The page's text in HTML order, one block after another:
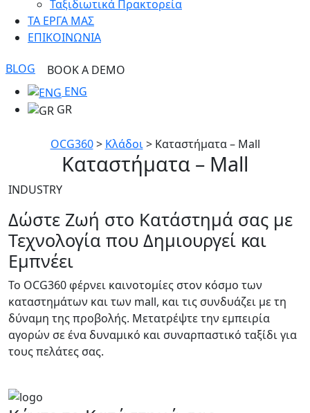
Ταξιδιωτικά Πρακτορεία
ΤΑ ΕΡΓΑ ΜΑΣ
ΕΠΙΚΟΙΝΩΝΙΑ
BLOG
BOOK A DEMO
ENG
GR
OCG360> Κλάδοι> Καταστήματα – Mall
Καταστήματα – Mall
INDUSTRY
Δώστε Ζωή στο Κατάστημά σας με
Τεχνολογία που Δημιουργεί και
Εμπνέει
Το OCG360 φέρνει καινοτομίες στον κόσμο των
καταστημάτων και των mall, και τις συνδυάζει με τη
δύναμη της προβολής. Μετατρέψτε την εμπειρία
αγορών σε ένα δυναμικό και συναρπαστικό ταξίδι για
τους πελάτες σας.